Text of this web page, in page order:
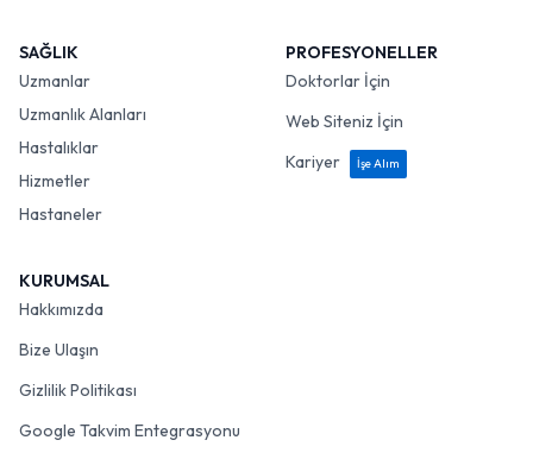
SAĞLIK
Uzmanlar
Uzmanlık Alanları
Hastalıklar
Hizmetler
Hastaneler
PROFESYONELLER
Doktorlar İçin
Web Siteniz İçin
Kariyer
İşe Alım
KURUMSAL
Hakkımızda
Bize Ulaşın
Gizlilik Politikası
Google Takvim Entegrasyonu